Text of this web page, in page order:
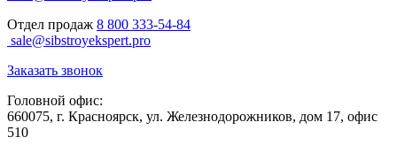
Отдел продаж 8 800 333-54-84
sale@sibstroyekspert.pro
Заказать звонок
Головной офис:
660075, г. Красноярск, ул. Железнодорожников, дом 17, офис
510